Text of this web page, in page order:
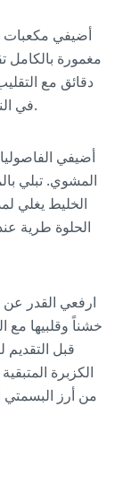
أضيفي مكعبات
دقائق مع
في النضج من الأطراف لكنها لا تزال متماسكة.
أضيفي
المشوي. تبلي
الحلوة طرية
ارفعي القدر عن
قبل التقديم
الكزبرة
من أرز